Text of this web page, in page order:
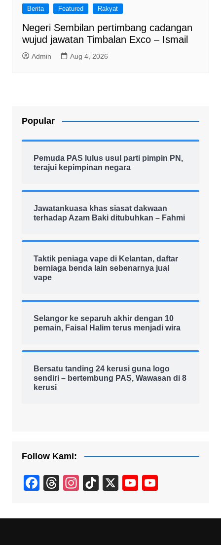
Berita Featured Rakyat
Negeri Sembilan pertimbang cadangan
wujud jawatan Timbalan Exco – Ismail
Admin Aug 4, 2026
Popular
Pemuda PAS lulus usul parti pimpin PN,
terajui kepimpinan negara
Jawatankuasa khas siasat dakwaan
terhadap Azam Baki ditubuhkan – Fahmi
Taktik peniaga vape di Kelantan, daftar
berniaga benda lain sebenarnya jual
vape
Selangor ke separuh akhir dengan 10
pemain, Faisal Halim terus menjadi wira
Bersatu tanding 24 kerusi guna logo
sendiri – bertembung PAS, Wawasan di 8
kerusi
Follow Kami:
F
c
T
e
In
a
Ti
T
X
Y
u
u